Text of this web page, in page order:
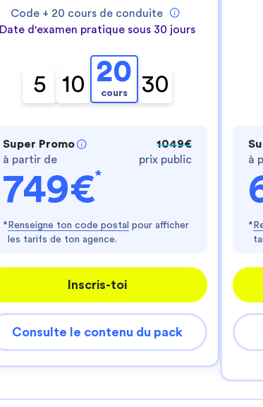
-
-
Notre
Code + 20 cours de conduite
Date d'examen pratique sous 30 jours
5 10 20
cours 30
Super Promo
à partir de
749€*
1049€
prix public
* Renseigne ton code postal pour afficher
les tarifs de ton agence.
Inscris-toi
Consulte le contenu du pack
à
*